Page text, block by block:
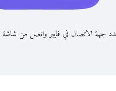
جهة الاتصال في فايبر واتصل من شاشة